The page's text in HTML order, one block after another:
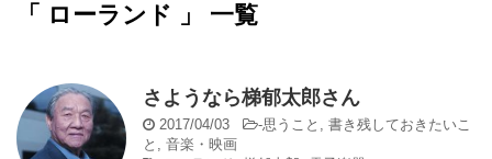
「 ローランド 」 一覧
さようなら梯郁太郎さん
2017/04/03 -思うこと , 書き残しておきたいこ
と , 音楽・映画